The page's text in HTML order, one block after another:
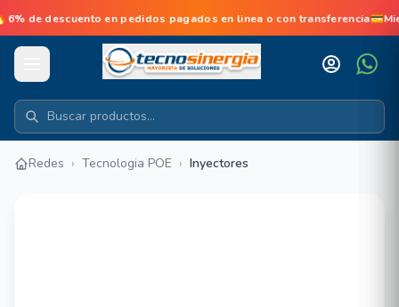
de descuento en pedidos pagados en linea o con
Redes › Tecnologia POE › Inyectores